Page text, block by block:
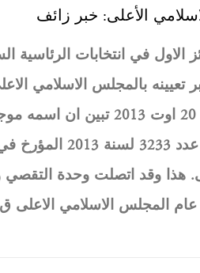
الأعلى: خبر زائف
الاول في انتخابات الرئاسية
على الرائد الرسمي الصادر يوم
وقد اتصلت وحدة التقصي
عام المجلس الاسلامي الاعلى